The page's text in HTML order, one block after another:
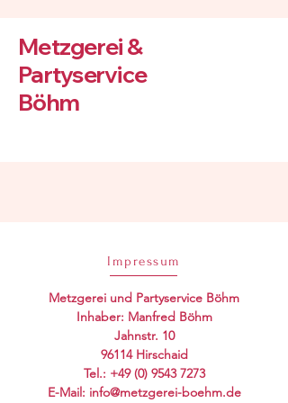
Metzgerei &
Partyservice
Böhm
Impressum
Metzgerei und Partyservice Böhm
Inhaber: Manfred Böhm
Jahnstr. 10
96114 Hirschaid
Tel.: +49 (0) 9543 7273
E-Mail: info@metzgerei-boehm.de